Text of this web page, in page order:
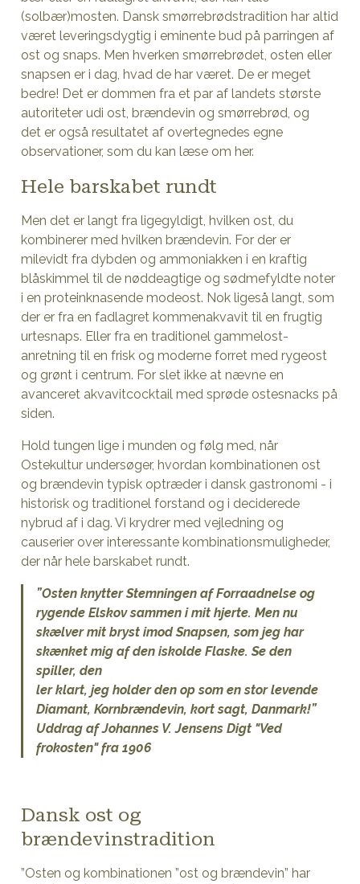
(solbær)mosten. Dansk smørrebrødstradition har altid
været leveringsdygtig i eminente bud på parringen af
ost og snaps. Men hverken smørrebrødet, osten eller
snapsen er i dag, hvad de har været. De er meget
bedre! Det er dommen fra et par af landets største
autoriteter udi ost, brændevin og smørrebrød, og
det er også resultatet af overtegnedes egne
observationer, som du kan læse om her.
Hele barskabet rundt
Men det er langt fra ligegyldigt, hvilken ost, du
kombinerer med hvilken brændevin. For der er
milevidt fra dybden og ammoniakken i en kraftig
blåskimmel til de nøddeagtige og sødmefyldte noter
i en proteinknasende modeost. Nok ligeså langt, som
der er fra en fadlagret kommenakvavit til en frugtig
urtesnaps. Eller fra en traditionel gammelost-
anretning til en frisk og moderne forret med rygeost
og grønt i centrum. For slet ikke at nævne en
avanceret akvavitcocktail med sprøde ostesnacks på
siden.
Hold tungen lige i munden og følg med, når
Ostekultur undersøger, hvordan kombinationen ost
og brændevin typisk optræder i dansk gastronomi - i
historisk og traditionel forstand og i deciderede
nybrud af i dag. Vi krydrer med vejledning og
causerier over interessante kombinationsmuligheder,
der når hele barskabet rundt.
”Osten knytter Stemningen af Forraadnelse og
rygende Elskov sammen i mit hjerte. Men nu
skælver mit bryst imod Snapsen, som jeg har
skænket mig af den iskolde Flaske. Se den
spiller, den
ler klart, jeg holder den op som en stor levende
Diamant, Kornbrændevin, kort sagt, Danmark!”
Uddrag af Johannes V. Jensens Digt "Ved
frokosten" fra 1906
Dansk ost og
brændevinstradition
”Osten og kombinationen ”ost og brændevin” har